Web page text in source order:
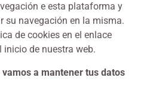
e esta plataforma y
su navegación en la misma.
de cookies en el enlace
inicio de nuestra web.
a mantener tus datos